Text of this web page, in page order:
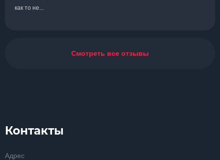
как то не...
Смотреть все отзывы
Контакты
Адрес